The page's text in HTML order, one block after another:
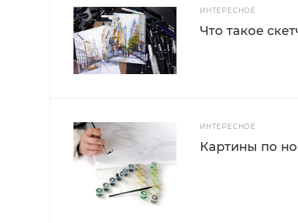
ИНТЕРЕСНОЕ
Что такое
ИНТЕРЕСНОЕ
Картины по